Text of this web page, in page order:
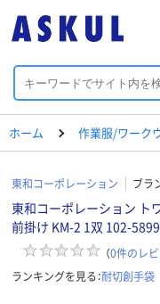
ホーム 作業服/ワーク
東和コーポレーション ブラ
東和コーポレーション ト
前掛け KM-2 1双 102-5899
（0件のレ
ランキングを見る：耐切創手袋